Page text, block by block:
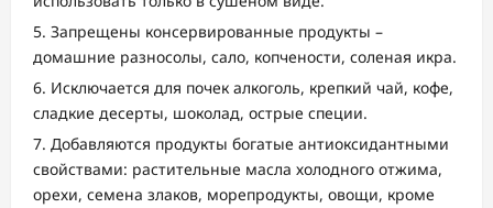
Запрещены консервированные продукты –
домашние разносолы, сало, копчености, соленая икра.
Исключается для почек алкоголь, крепкий чай, кофе,
сладкие десерты, шоколад, острые специи.
Добавляются продукты богатые антиоксидантными
свойствами: растительные масла холодного отжима,
орехи, семена злаков, морепродукты, овощи, кроме